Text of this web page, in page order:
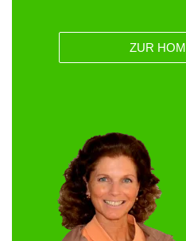
ZUR